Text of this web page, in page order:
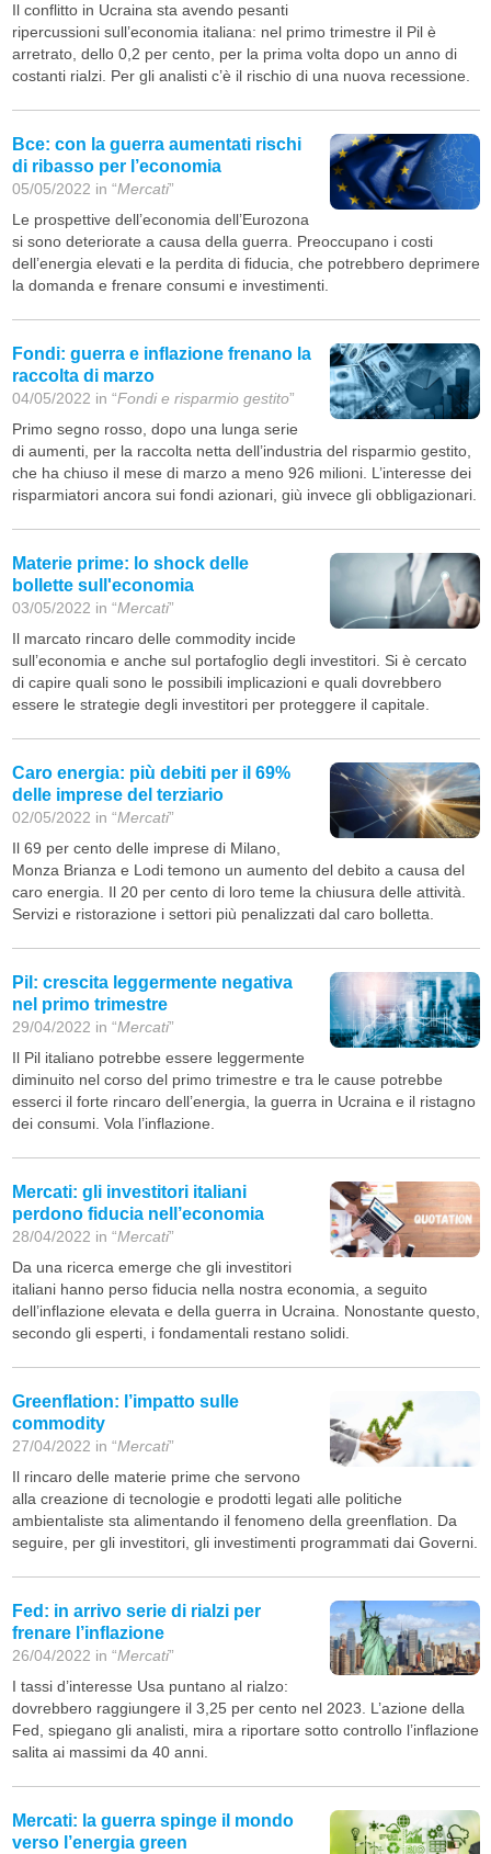
Il conflitto in Ucraina sta avendo pesanti
ripercussioni sull’economia italiana: nel primo trimestre il Pil è
arretrato, dello 0,2 per cento, per la prima volta dopo un anno di
costanti rialzi. Per gli analisti c’è il rischio di una nuova recessione.
Bce: con la guerra aumentati rischi
di ribasso per l’economia
05/05/2022 in “Mercati”
Le prospettive dell’economia dell’Eurozona
si sono deteriorate a causa della guerra. Preoccupano i costi
dell’energia elevati e la perdita di fiducia, che potrebbero deprimere
la domanda e frenare consumi e investimenti.
Fondi: guerra e inflazione frenano la
raccolta di marzo
04/05/2022 in “Fondi e risparmio gestito”
Primo segno rosso, dopo una lunga serie
di aumenti, per la raccolta netta dell’industria del risparmio gestito,
che ha chiuso il mese di marzo a meno 926 milioni. L’interesse dei
risparmiatori ancora sui fondi azionari, giù invece gli obbligazionari.
Materie prime: lo shock delle
bollette sull'economia
03/05/2022 in “Mercati”
Il marcato rincaro delle commodity incide
sull’economia e anche sul portafoglio degli investitori. Si è cercato
di capire quali sono le possibili implicazioni e quali dovrebbero
essere le strategie degli investitori per proteggere il capitale.
Caro energia: più debiti per il 69%
delle imprese del terziario
02/05/2022 in “Mercati”
Il 69 per cento delle imprese di Milano,
Monza Brianza e Lodi temono un aumento del debito a causa del
caro energia. Il 20 per cento di loro teme la chiusura delle attività.
Servizi e ristorazione i settori più penalizzati dal caro bolletta.
Pil: crescita leggermente negativa
nel primo trimestre
29/04/2022 in “Mercati”
Il Pil italiano potrebbe essere leggermente
diminuito nel corso del primo trimestre e tra le cause potrebbe
esserci il forte rincaro dell’energia, la guerra in Ucraina e il ristagno
dei consumi. Vola l’inflazione.
Mercati: gli investitori italiani
perdono fiducia nell’economia
28/04/2022 in “Mercati”
Da una ricerca emerge che gli investitori
italiani hanno perso fiducia nella nostra economia, a seguito
dell’inflazione elevata e della guerra in Ucraina. Nonostante questo,
secondo gli esperti, i fondamentali restano solidi.
Greenflation: l’impatto sulle
commodity
27/04/2022 in “Mercati”
Il rincaro delle materie prime che servono
alla creazione di tecnologie e prodotti legati alle politiche
ambientaliste sta alimentando il fenomeno della greenflation. Da
seguire, per gli investitori, gli investimenti programmati dai Governi.
Fed: in arrivo serie di rialzi per
frenare l’inflazione
26/04/2022 in “Mercati”
I tassi d’interesse Usa puntano al rialzo:
dovrebbero raggiungere il 3,25 per cento nel 2023. L’azione della
Fed, spiegano gli analisti, mira a riportare sotto controllo l’inflazione
salita ai massimi da 40 anni.
Mercati: la guerra spinge il mondo
verso l’energia green